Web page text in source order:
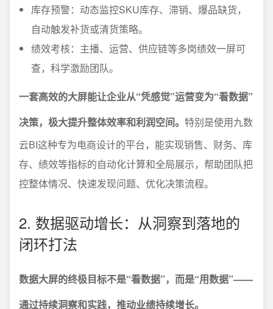
库存预警：动态监控SKU库存、滞销、爆品缺货，
自动触发补货或清货策略。
绩效考核：主播、运营、供应链等多岗绩效一屏可
查，科学激励团队。
一套高效的大屏能让企业从“凭感觉”运营变为“看数据”
决策，极大提升整体效率和利润空间。 特别是使用九数
云BI这种专为电商设计的平台，能实现销售、财务、库
存、绩效等指标的自动化计算和全局展示，帮助团队把
控整体情况、快速发现问题、优化决策流程。
2. 数据驱动增长：从洞察到落地的
闭环打法
数据大屏的终极目标不是“看数据”，而是“用数据”——
通过持续洞察和实践，推动业绩持续增长。